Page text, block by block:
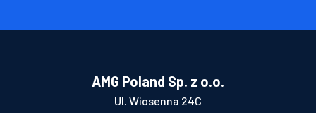
AMG Poland Sp. z o.o.
Ul. Wiosenna 24C